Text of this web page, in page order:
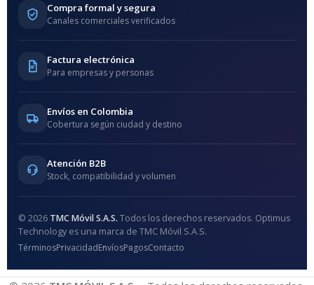
Compra formal y segura
Canales comerciales verificados
Factura electrónica
Para empresas y personas
Envíos en Colombia
Cobertura según ciudad y destino
Atención B2B
Stock, compatibilidad y volumen
© 2026 TMC Móvil S.A.S. Todos los derechos reservados. Optimus
Technology es una marca de TMC Móvil S.A.S.
TérminosPrivacidadEnvíosPagosContacto